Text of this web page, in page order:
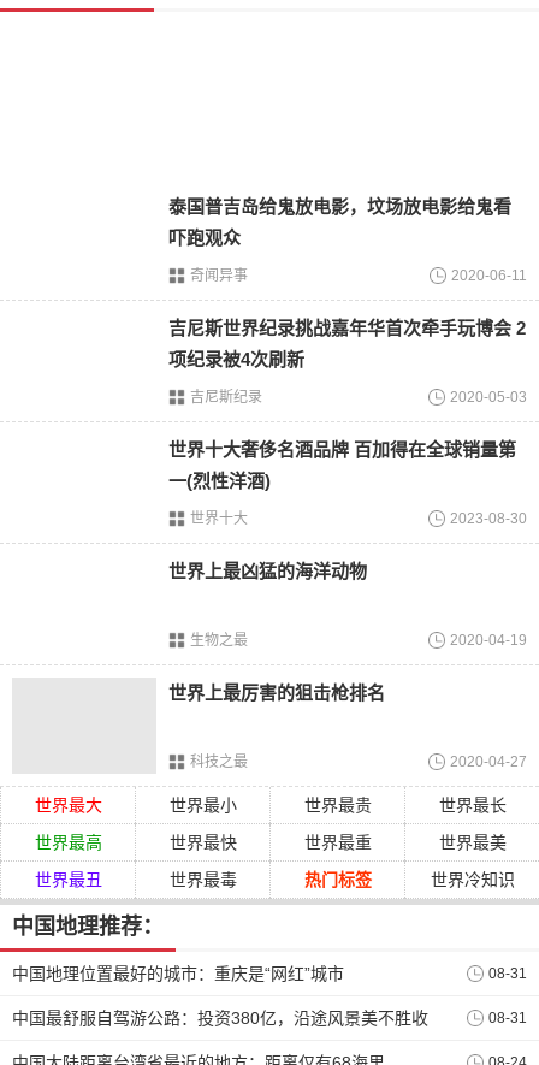
拉林公路总投资380亿，耗时5年左右建成，如今已经全线通
车。因此可能有一些朋友会问了，这么大的资金投入，
公路标准的问题。虽然拉林公路已经全线通车，并达一年
多了，但因为还没有正式确定公路编号，所以并没有纳入中
国高速路网中。因此在拉林公路上行驶暂时还是不收费的。
也正因为拉林公路至今还未收费，因此这条公路成为很多自
而且还单独开设了很多观景台
，游客们可以选择到观景台处
停车，欣赏西藏美丽的风景，这是国内很多高速公路都没有
的功能。因此当你行驶在这条公路上时，发现周围有很多游
客在公路上停车拍照、休憩时就不会那么奇怪了。
泰国普吉岛给鬼放电影，坟场放电影给鬼看
吓跑观众
奇闻异事 2020-06-11
吉尼斯世界纪录挑战嘉年华首次牵手玩博会 2
项纪录被4次刷新
吉尼斯纪录 2020-05-03
世界十大奢侈名酒品牌 百加得在全球销量第
一(烈性洋酒)
世界十大 2023-08-30
世界上最凶猛的海洋动物
生物之最 2020-04-19
世界上最厉害的狙击枪排名
科技之最 2020-04-27
世界最大 世界最小 世界最贵
世界最长
世界最高
世界最快 世界最重
世界最美
世界最丑
世界最毒 热门标签 世界冷知识
中国地理推荐：
中国地理位置最好的城市：重庆是“网红”城市 08-31
中国最舒服自驾游公路：投资380亿，沿途风景美不胜收 08-31